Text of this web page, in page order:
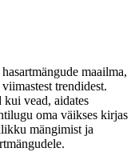
maailma,
trendidest.
vead, aidates
oma väikses kirjas
mängimist ja